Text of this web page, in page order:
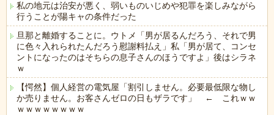
私の地元は治安が悪く、弱いものいじめや犯罪を楽しみながら
行うことが陽キャの条件だった
旦那と離婚することに。ウトメ「男が居るんだろう、それで男
に色々入れられたんだろう慰謝料払え」私「男が居て、コンセ
ントになったのはそちらの息子さんのほうですよ」後はシラネ
ｗ
【愕然】個人経営の電気屋「割引しません。必要最低限な物し
か売りません。お客さんゼロの日もザラです」 ← これｗｗ
ｗｗｗｗｗｗｗｗ